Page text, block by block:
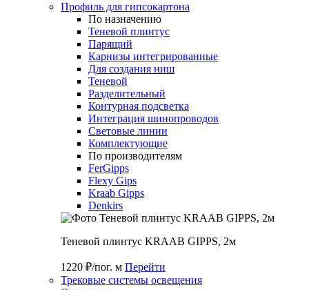
Профиль для гипсокартона
По назначению
Теневой плинтус
Парящий
Карнизы интегрированные
Для создания ниш
Теневой
Разделительный
Контурная подсветка
Интеграция шинопроводов
Световые линии
Комплектующие
По производителям
FerGipps
Flexy Gips
Kraab Gipps
Denkirs
Теневой плинтус KRAAB GIPPS, 2м
1220 ₽/пог. м Перейти
Трековые системы освещения